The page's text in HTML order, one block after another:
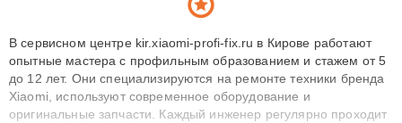
В сервисном центре kir.xiaomi-profi-fix.ru в Кирове работают
опытные мастера с профильным образованием и стажем от 5
до 12 лет. Они специализируются на ремонте техники бренда
Xiaomi, используют современное оборудование и
оригинальные запчасти. Каждый инженер регулярно проходит